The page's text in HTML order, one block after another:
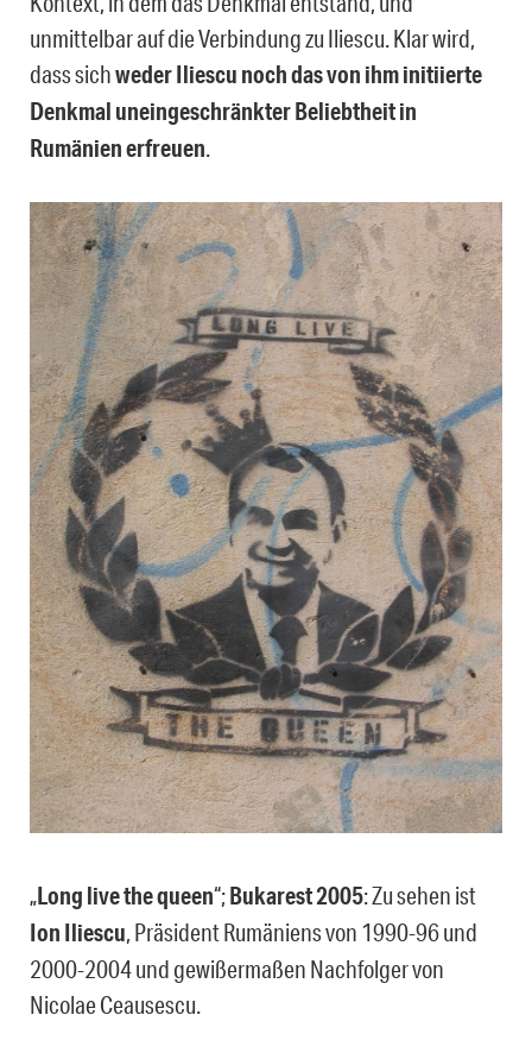
unmittelbar auf die Verbindung zu Iliescu. Klar wird,
dass sichweder Iliescu noch das von ihm initiierte
Denkmal uneingeschränkter Beliebtheit in
Rumänien erfreuen.
„Long live the queen“;Bukarest 2005: Zu sehen ist
Ion Iliescu , Präsident Rumäniens von 1990-96 und
2000-2004 und gewißermaßen Nachfolger von
Nicolae Ceausescu.